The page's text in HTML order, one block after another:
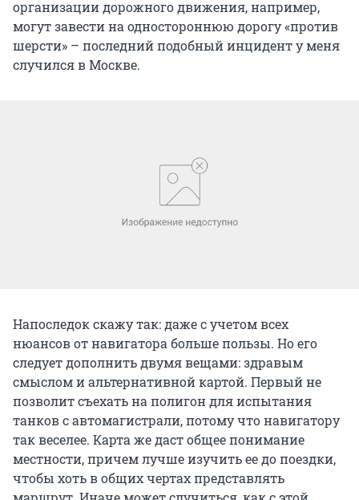
организации дорожного движения, например,
могут завести на одностороннюю дорогу «против
шерсти» – последний подобный инцидент у меня
случился в Москве.
Напоследок скажу так: даже с учетом всех
нюансов от навигатора больше пользы. Но его
следует дополнить двумя вещами: здравым
смыслом и альтернативной картой. Первый не
позволит съехать на полигон для испытания
танков с автомагистрали, потому что навигатору
так веселее. Карта же даст общее понимание
местности, причем лучше изучить ее до поездки,
чтобы хоть в общих чертах представлять